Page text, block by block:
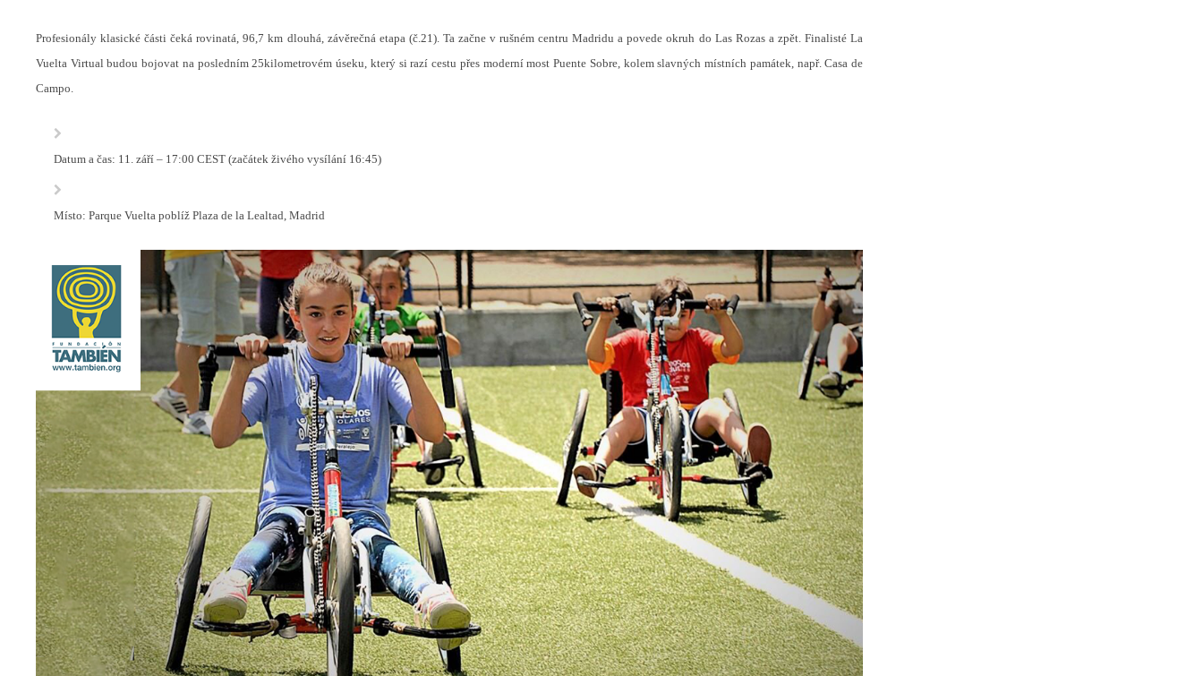
Profesionály klasické části čeká rovinatá, 96,7 km dlouhá, závěrečná etapa (č.21). Ta začne v rušném centru Madridu a povede okruh do Las Rozas a zpět. Finalisté La
Vuelta Virtual budou bojovat na posledním 25kilometrovém úseku, který si razí cestu přes moderní most Puente Sobre, kolem slavných místních památek, např. Casa de
Campo.
Datum a čas: 11. září – 17:00 CEST (začátek živého vysílání 16:45)
Místo: Parque Vuelta poblíž Plaza de la Lealtad, Madrid